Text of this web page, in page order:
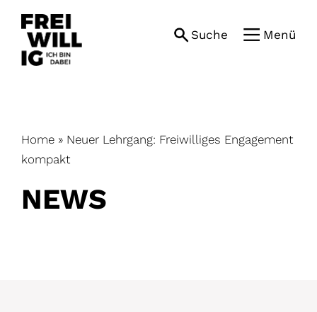
content
Suche Menü
Home » Neuer Lehrgang: Freiwilliges Engagement
kompakt
NEWS